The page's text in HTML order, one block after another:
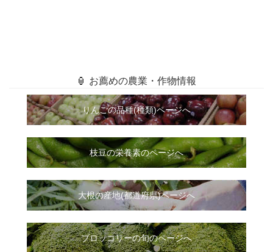
🏮 お薦めの農業・作物情報
りんごの品種(種類)ページへ
枝豆の栄養素のページへ
大根の産地(都道府県)ページへ
ブロッコリーの旬のページへ